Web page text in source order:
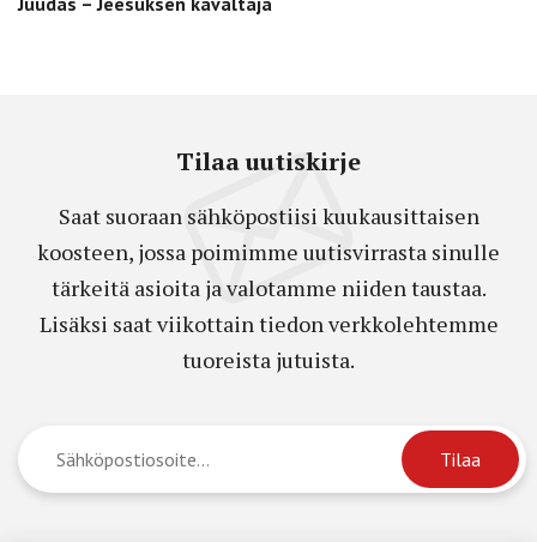
Tilaa uutiskirje
Saat suoraan sähköpostiisi kuukausittaisen
koosteen, jossa poimimme uutisvirrasta sinulle
tärkeitä asioita ja valotamme niiden taustaa.
Lisäksi saat viikottain tiedon verkkolehtemme
tuoreista jutuista.